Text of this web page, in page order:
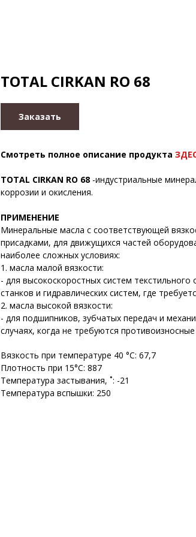
TOTAL CIRKAN RO 68
Заказать
Смотреть полное описание продукта
TOTAL CIRKAN RO 68 -индустриальные
коррозии и окисления.
ПРИМЕНЕНИЕ
Минеральные масла с соответствующей
присадками, для движущихся частей
наиболее сложных условиях:
1. масла малой вязкости:
- для высокоскоростных систем
станков и гидравлических систем, где
2. масла высокой вязкости:
- для подшипников, зубчатых передач и
случаях, когда не требуются
Вязкость при температуре 40 °С: 67,7
Плотность при 15°C: 887
Температура застывания, ˚: -21
Температура вспышки: 250